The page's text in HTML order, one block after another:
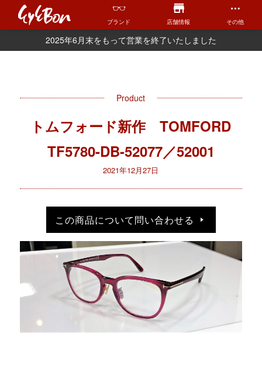
ブランド 店舗情報 その他
2025年6月末をもって営業を終了いたしました
Product
トムフォード新作 TOMFORD
TF5780-DB-52077／52001
2021年12月27日
この商品について問い合わせる